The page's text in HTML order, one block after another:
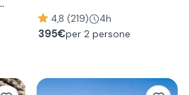
4,8 (219) 4h
395€per 2 persone